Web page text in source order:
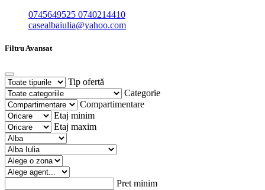
0745649525 0740214410
casealbaiulia@yahoo.com
Filtru Avansat
Tip ofertă
Categorie
Compartimentare
Etaj minim
Etaj maxim
Pret minim